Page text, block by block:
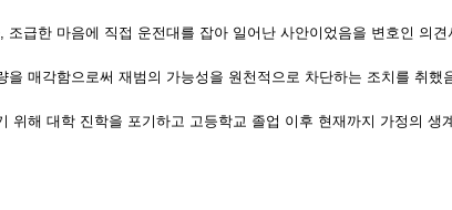
급한 마음에 직접 운전대를 잡아 일어난 사안이었음을 변호인 의
매각함으로써 재범의 가능성을 원천적으로 차단하는 조치를 취했
해 대학 진학을 포기하고 고등학교 졸업 이후 현재까지 가정의